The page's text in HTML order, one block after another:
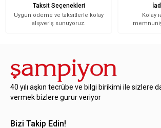
Taksit Seçenekleri
Uygun ödeme ve taksitlerle kolay
alışveriş sunuyoruz.
Kolay
40 yılı aşkın tecrübe ve bilgi birikimi ile sizlere
vermek bizlere gurur veriyor
Bizi Takip Edin!